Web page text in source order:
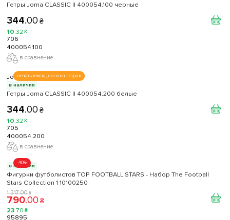
Гетры Joma CLASSIC II 400054.100 черные
344.00 ₴
10.32 ₴
706
400054.100
в сравнение
печать текста, лого на гетрах
Joma
в наличии
Гетры Joma CLASSIC II 400054.200 белые
344.00 ₴
10.32 ₴
705
400054.200
в сравнение
-40%
в наличии
Фигурки футболистов TOP FOOTBALL STARS - Набор The Football
Stars Collection 1 10100250
1 317.00 ₴
790.00 ₴
23.70 ₴
95895